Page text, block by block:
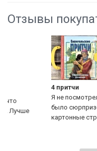
Отзывы
Я не посмотрела в
было сюрпризом. Там 4
картонные странички.